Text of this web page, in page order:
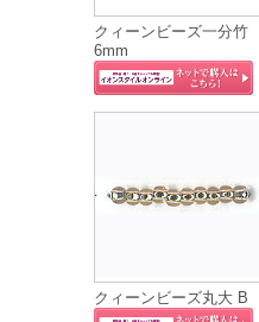
クィーンビーズ一分竹
6mm
クィーンビーズ丸大 B